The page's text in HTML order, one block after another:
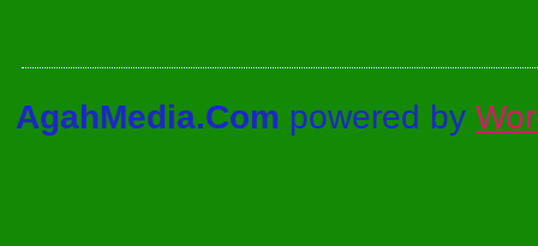
AgahMedia.Com powered by